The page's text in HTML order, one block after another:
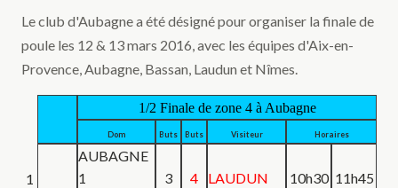
Le club d'Aubagne a été désigné pour organiser la finale de
poule les 12 & 13 mars 2016, avec les équipes d'Aix-en-
Provence, Aubagne, Bassan, Laudun et Nîmes.
1/2 Finale de zone 4 à Aubagne
Dom Buts Buts Visiteur Horaires
1
AUBAGNE
1
3 4 LAUDUN 10h30 11h45